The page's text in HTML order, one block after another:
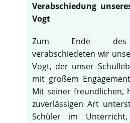
Verabschiedung
Vogt
Zum Ende des
verabschiedeten wir
Vogt, der unser
mit großem
Mit seiner freundlichen,
zuverlässigen Art
Schüler im